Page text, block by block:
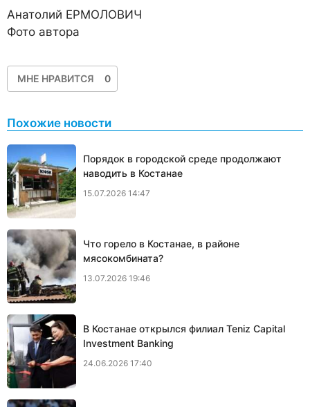
Анатолий ЕРМОЛОВИЧ
Фото автора
МНЕ НРАВИТСЯ 0
Похожие новости
Порядок в городской среде продолжают
наводить в Костанае
15.07.2026 14:47
Что горело в Костанае, в районе
мясокомбината?
13.07.2026 19:46
В Костанае открылся филиал Teniz Capital
Investment Banking
24.06.2026 17:40